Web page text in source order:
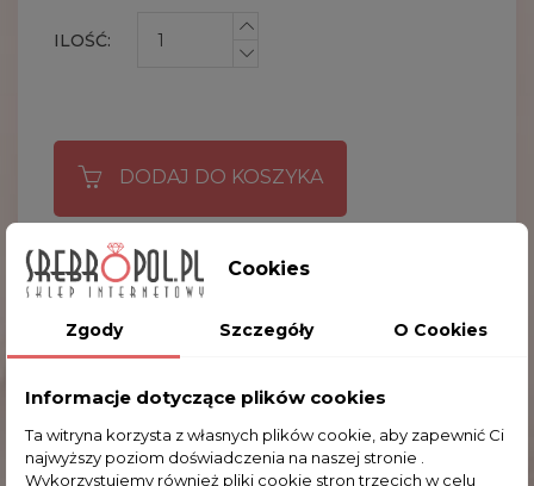
ILOŚĆ:
DODAJ DO KOSZYKA
 Obecnie brak na stanie
GRAWER Bez Grawer
DEDYKACJA Bez Dedykacja
Cookies
Zgody Szczegóły O Cookies
Informacje dotyczące plików cookies
Ta witryna korzysta z własnych plików cookie, aby zapewnić Ci
najwyższy poziom doświadczenia na naszej stronie .
Wykorzystujemy również pliki cookie stron trzecich w celu